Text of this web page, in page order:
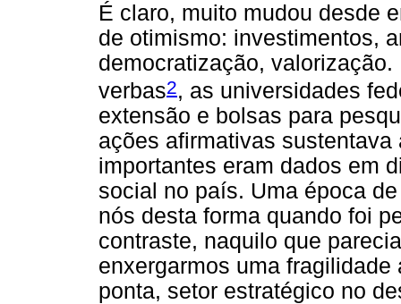
É claro, muito mudou desde
de otimismo: investimentos,
democratização,
verbas2, as universidades
extensão e bolsas para
ações afirmativas
importantes eram dados em
social no país. Uma época
nós desta forma quando foi
contraste, naquilo que
enxergarmos uma
ponta, setor estratégico no